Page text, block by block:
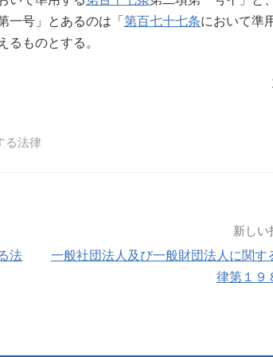
一号」とあるのは「 第百七十七条において準
るものとする。
る法律
法
新しい
一般社団法人及び一般財団法人に関す
律第１９